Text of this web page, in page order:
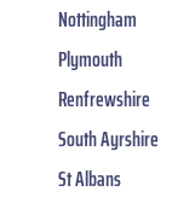
Nottingham
Plymouth
Renfrewshire
South Ayrshire
St Albans